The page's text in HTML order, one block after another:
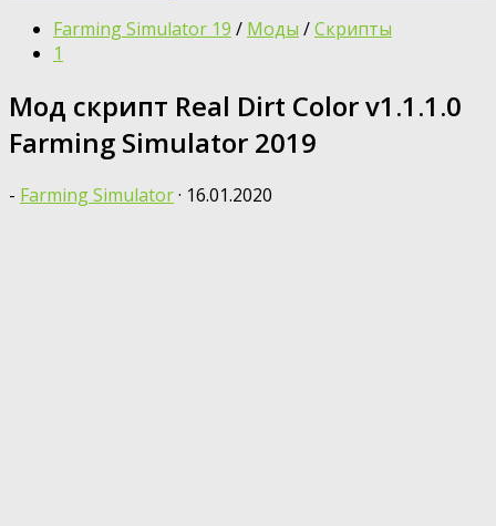
Farming Simulator 19 / Моды /Скрипты
1
Мод скрипт Real Dirt Color v1.1.1.0
Farming Simulator 2019
- Farming Simulator· 16.01.2020